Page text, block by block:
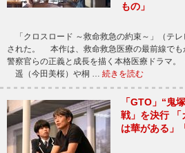
もの」
「クロスロード ～救命救急の約束～」（テ
された。 本作は、救命救急医療の最前線でも
警察官らの正義と成長を描く本格医療ドラマ。
遥（今田美桜）や桐 … 続きを読む
「GTO」“鬼
戦」を決行 「
は華がある」